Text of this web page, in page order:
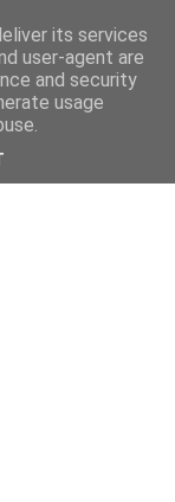
its services
user-agent are
and security
usage